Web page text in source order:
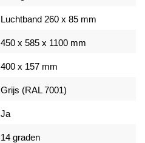
Luchtband 260 x 85 mm
450 x 585 x 1100 mm
400 x 157 mm
Grijs (RAL 7001)
Ja
14 graden